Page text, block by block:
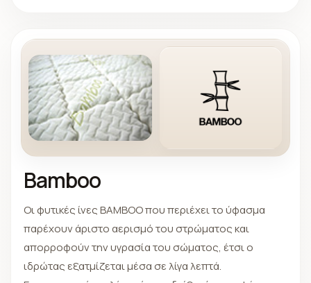
Bamboo
Οι φυτικές ίνες BAMBOO που περιέχει το ύφασμα
παρέχουν άριστο αερισμό του στρώματος και
απορροφούν την υγρασία του σώματος, έτσι ο
ιδρώτας εξατμίζεται μέσα σε λίγα λεπτά.